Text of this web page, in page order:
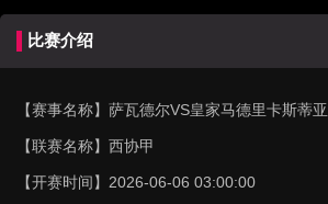
比赛介绍
【赛事名称】 萨瓦德尔VS皇家马德里卡斯蒂亚
【联赛名称】 西协甲
【开赛时间】 2026-06-06 03:00:00